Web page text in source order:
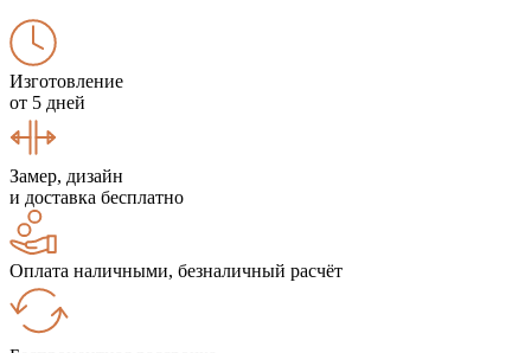
Изготовление
от 5 дней
Замер, дизайн
и доставка бесплатно
Оплата наличными, безналичный расчёт